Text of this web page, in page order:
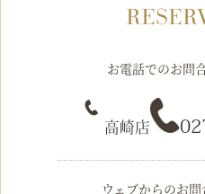
お電話でのお問
高崎店
ウェブからのお